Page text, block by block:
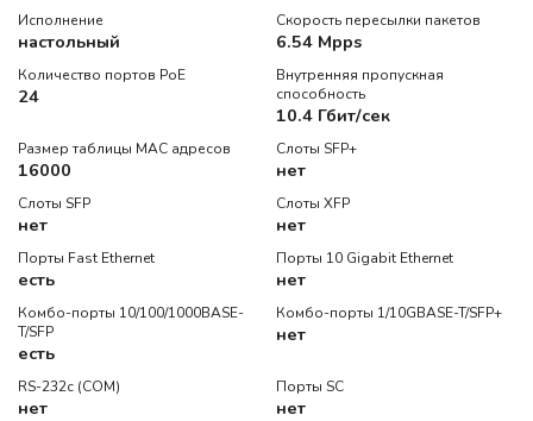
Исполнение
настольный
Скорость пересылки пакетов
6.54 Mpps
Количество портов PoE
24
Внутренняя пропускная
способность
10.4 Гбит/сек
Размер таблицы MAC адресов
16000
Слоты SFP+
нет
Слоты SFP
нет
Слоты XFP
нет
Порты Fast Ethernet
есть
Порты 10 Gigabit Ethernet
нет
Комбо-порты 10/100/1000BASE-
T/SFP
есть
Комбо-порты 1/10GBASE-T/SFP+
нет
RS-232c (COM)
нет
Порты SC
нет